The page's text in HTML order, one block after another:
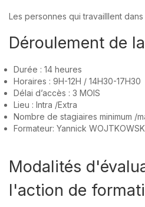
Les personnes qui travailllent dans
Déroulement de
Durée : 14 heures
Horaires : 9H-12H / 14H30-17H30
Délai d’accès : 3 MOIS
Lieu : Intra /Extra
Nombre de stagiaires minimum /
Formateur: Yannick
Modalités
l'action de